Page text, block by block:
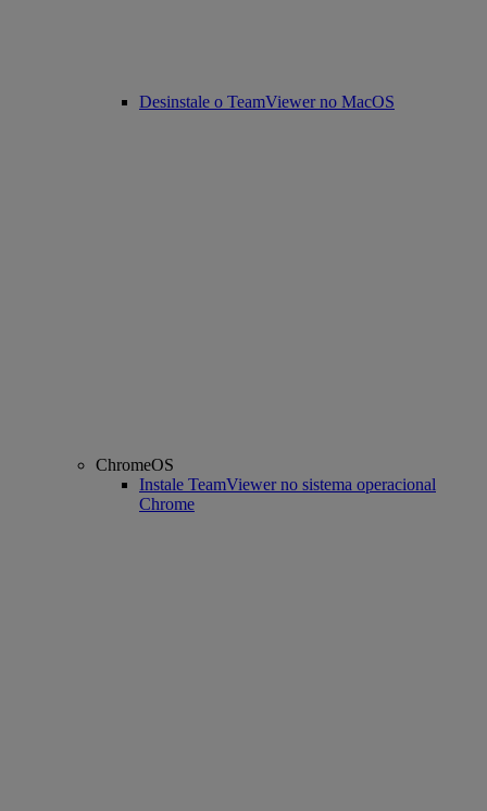
Desinstale o TeamViewer no MacOS
ChromeOS
Instale TeamViewer no sistema operacional
Chrome